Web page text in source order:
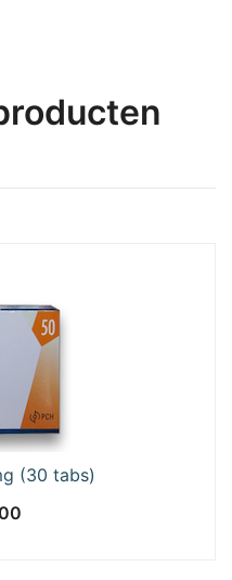
(30 tabs)